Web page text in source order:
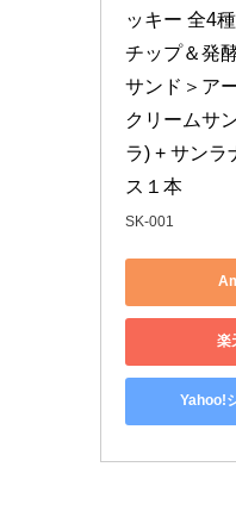
ッキー 全4
チップ＆発
サンド＞ア
クリームサ
ラ) + サンラ
ス１本
SK-001
楽
Yahoo!